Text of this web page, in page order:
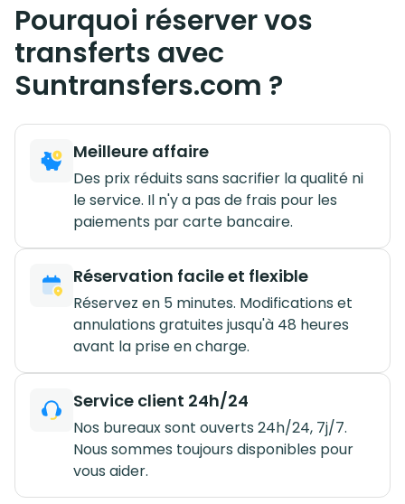
Pourquoi réserver vos
transferts avec
Suntransfers.com ?
Meilleure affaire
Des prix réduits sans sacrifier la qualité ni
le service. Il n'y a pas de frais pour les
paiements par carte bancaire.
Réservation facile et flexible
Réservez en 5 minutes. Modifications et
annulations gratuites jusqu'à 48 heures
avant la prise en charge.
Service client 24h/24
Nos bureaux sont ouverts 24h/24, 7j/7.
Nous sommes toujours disponibles pour
vous aider.